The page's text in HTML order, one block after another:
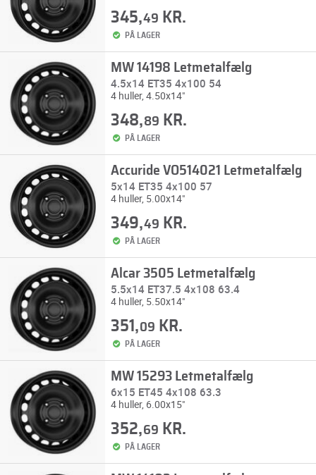
345,49 KR.
PÅ LAGER
MW 14198 Letmetalfælg
4.5x14 ET35 4x100 54
4 huller, 4.50x14"
348,89 KR.
PÅ LAGER
Accuride VO514021 Letmetalfælg
5x14 ET35 4x100 57
4 huller, 5.00x14"
349,49 KR.
PÅ LAGER
Alcar 3505 Letmetalfælg
5.5x14 ET37.5 4x108 63.4
4 huller, 5.50x14"
351,09 KR.
PÅ LAGER
MW 15293 Letmetalfælg
6x15 ET45 4x108 63.3
4 huller, 6.00x15"
352,69 KR.
PÅ LAGER